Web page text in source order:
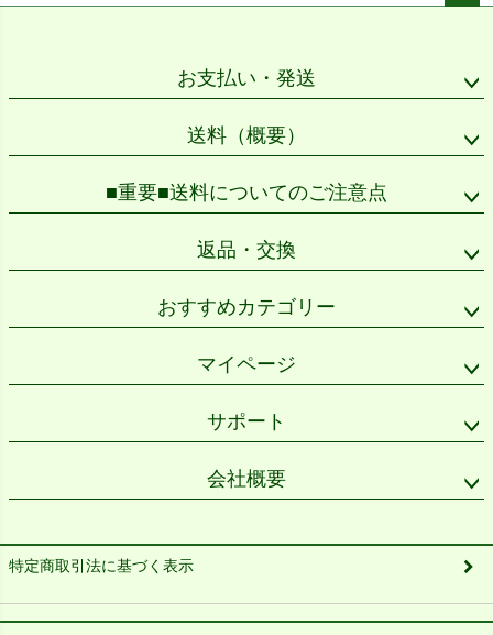
お支払い・発送
送料（概要）
■重要■送料についてのご注意点
返品・交換
おすすめカテゴリー
マイページ
サポート
会社概要
特定商取引法に基づく表示